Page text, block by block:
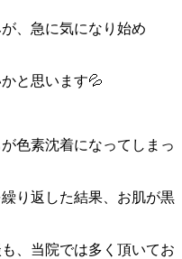
、急に気になり始め
と思います💦
色素沈着になってしまっ
り返した結果、お肌が黒
、当院では多く頂いてお